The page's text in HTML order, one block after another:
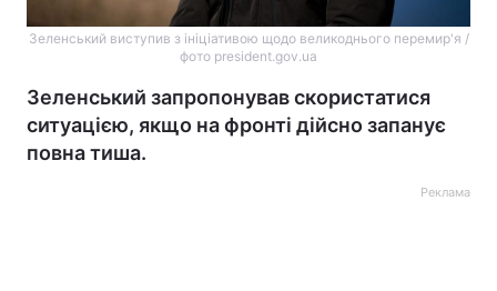
Зеленський виступив з ініціативою щодо великоднього перемир'я /
фото president.gov.ua
Зеленський запропонував скористатися
ситуацією, якщо на фронті дійсно запанує
повна тиша.
Реклама